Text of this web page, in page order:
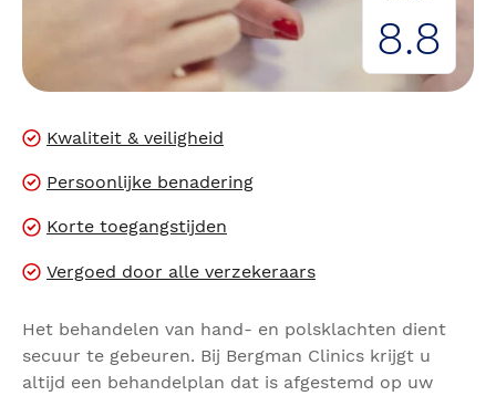
8.8
Kwaliteit & veiligheid
Persoonlijke benadering
Korte toegangstijden
Vergoed door alle verzekeraars
Het behandelen van hand- en polsklachten dient
secuur te gebeuren. Bij Bergman Clinics krijgt u
altijd een behandelplan dat is afgestemd op uw